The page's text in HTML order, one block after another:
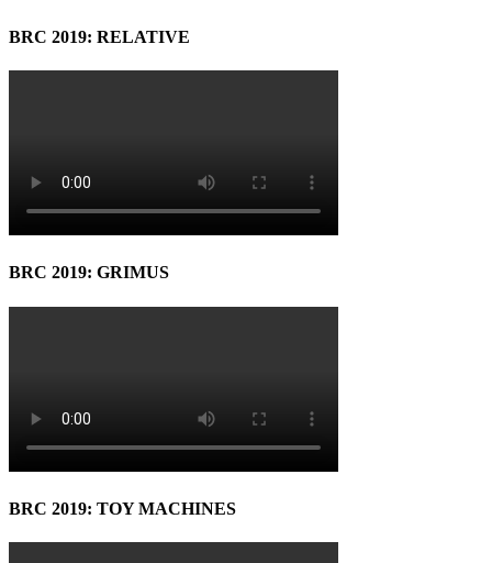
BRC 2019: RELATIVE
BRC 2019: GRIMUS
BRC 2019: TOY MACHINES